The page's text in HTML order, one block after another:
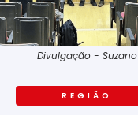
Divulgação - Suzano
REGIÃO